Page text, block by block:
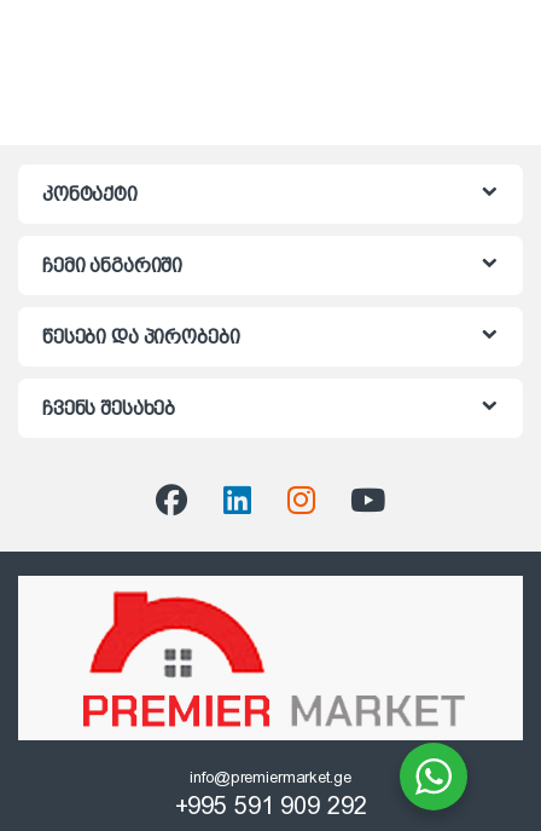
კონტაქტი
ჩემი ანგარიში
წესები და პირობები
ჩვენს შესახებ
info@premiermarket.ge
+995 591 909 292